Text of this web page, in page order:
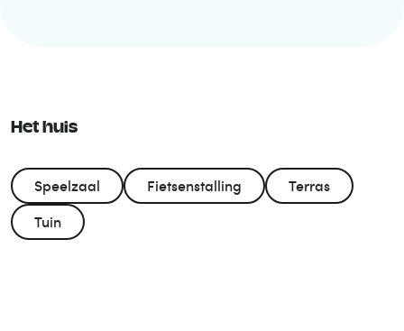
Het huis
Speelzaal Fietsenstalling
Terras
Tuin